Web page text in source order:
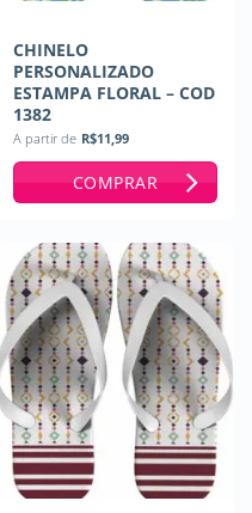
CHINELO
PERSONALIZADO
ESTAMPA FLORAL – COD
1382
A partir de R$11,99
COMPRAR